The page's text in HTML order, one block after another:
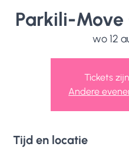
Parkili-Move
wo 12
Tickets
Andere
Tijd en locatie